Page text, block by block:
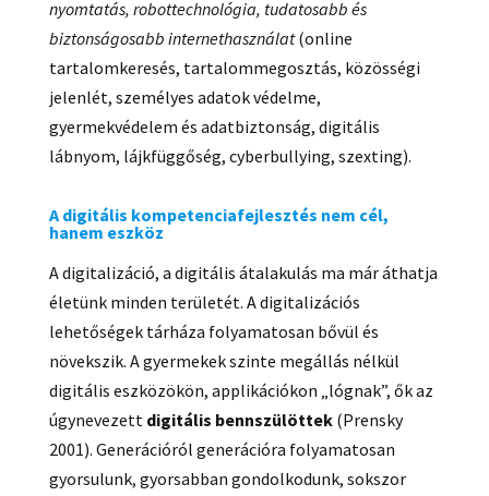
nyomtatás, robottechnológia, tudatosabb és
biztonságosabb internethasználat(online
tartalomkeresés, tartalommegosztás, közösségi
jelenlét, személyes adatok védelme,
gyermekvédelem és adatbiztonság, digitális
lábnyom, lájkfüggőség, cyberbullying, szexting).
A digitális kompetenciafejlesztés nem cél,
hanem eszköz
A digitalizáció, a digitális átalakulás ma már áthatja
életünk minden területét. A digitalizációs
lehetőségek tárháza folyamatosan bővül és
növekszik. A gyermekek szinte megállás nélkül
digitális eszközökön, applikációkon „lógnak”, ők az
úgynevezett digitális bennszülöttek(Prensky
2001). Generációról generációra folyamatosan
gyorsulunk, gyorsabban gondolkodunk, sokszor